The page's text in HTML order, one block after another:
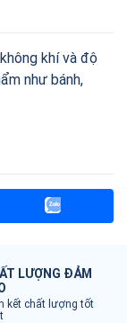
khí và độ
như bánh,
LƯỢNG ĐẢM
kết chất lượng tốt